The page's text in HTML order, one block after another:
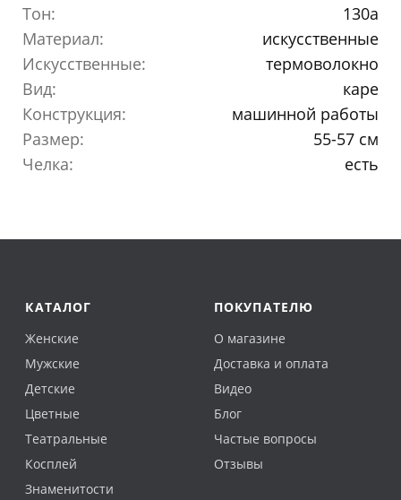
Тон:
130a
Материал:
искусственные
Искусственные:
термоволокно
Вид:
каре
Конструкция:
машинной работы
Размер:
55-57 см
Челка:
есть
КАТАЛОГ
Женские
Мужские
Детские
Цветные
Театральные
Косплей
Знаменитости
ПОКУПАТЕЛЮ
О магазине
Доставка и оплата
Видео
Блог
Частые вопросы
Отзывы